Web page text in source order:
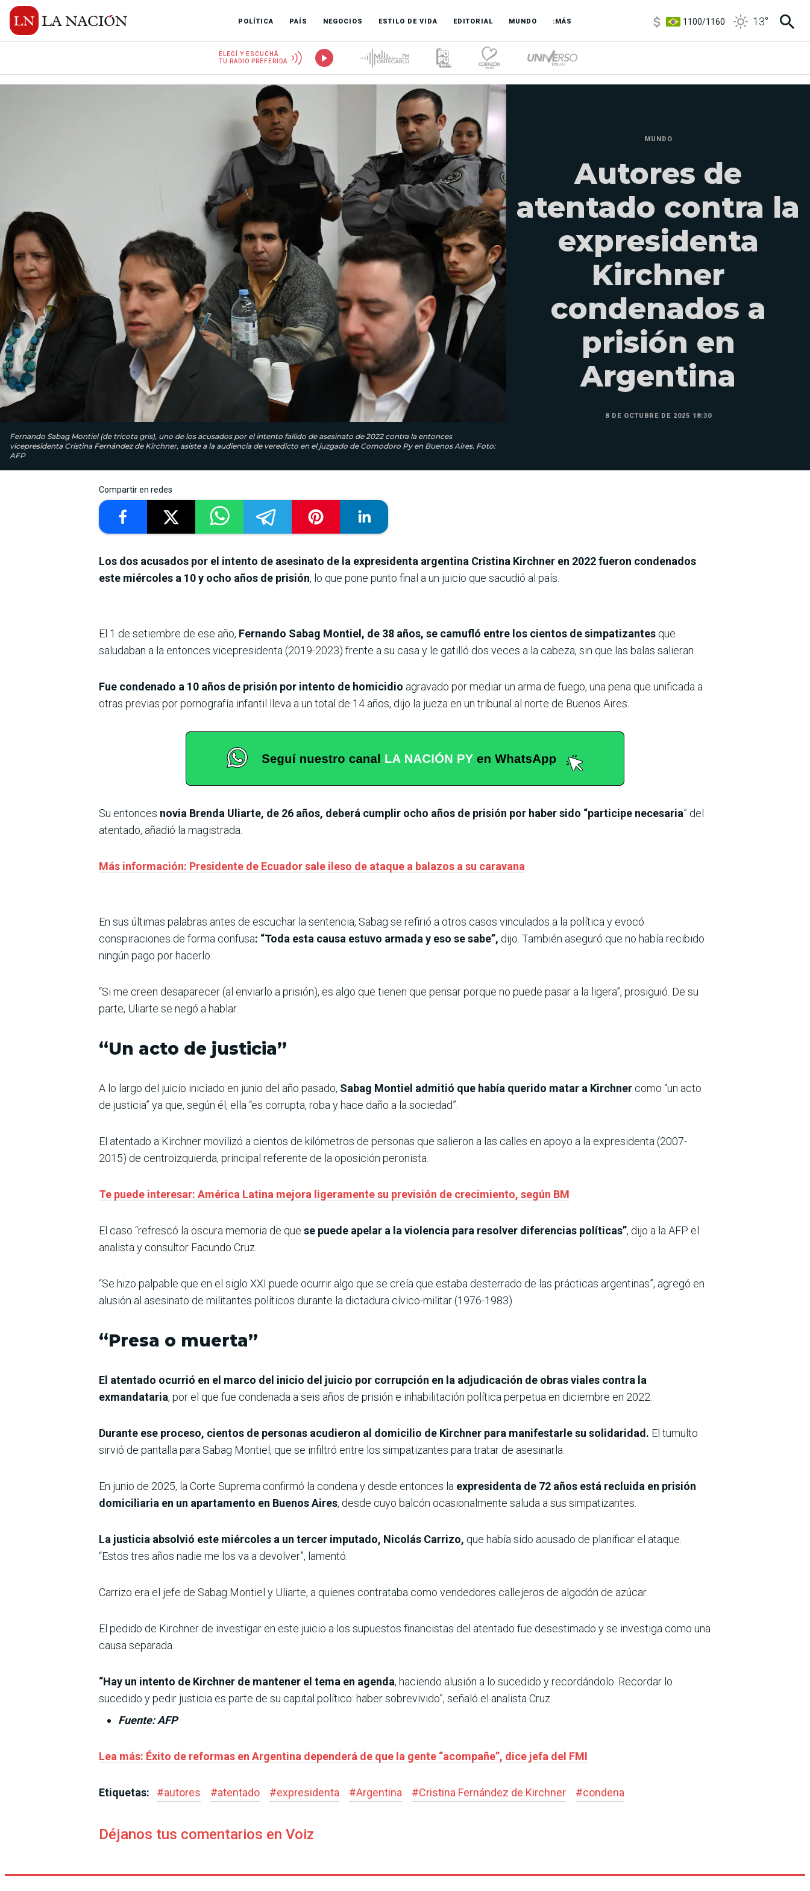
POLÍTICA PAÍS NEGOCIOS ESTILO DE VIDA EDITORIAL MUNDO :MÁS
3,8/4
6850/7200
13°
ELEGÍ Y ESCUCHÁ
TU RADIO PREFERIDA
Fernando Sabag Montiel (de tricota gris), uno de los acusados ​​por el intento fallido de asesinato de 2022 contra la entonces
vicepresidenta Cristina Fernández de Kirchner, asiste a la audiencia de veredicto en el juzgado de Comodoro Py en Buenos Aires. Foto:
AFP
MUNDO
Autores de
atentado contra la
expresidenta
Kirchner
condenados a
prisión en
Argentina
8 DE OCTUBRE DE 2025 18:30
Compartir en redes
Los dos acusados ​​por el intento de asesinato de la expresidenta argentina Cristina Kirchner en 2022 fueron condenados
este miércoles a 10 y ocho años de prisión, lo que pone punto final a un juicio que sacudió al país.
El 1 de setiembre de ese año, Fernando Sabag Montiel, de 38 años, se camufló entre los cientos de simpatizantes que
saludaban a la entonces vicepresidenta (2019-2023) frente a su casa y le gatilló dos veces a la cabeza, sin que las balas salieran.
Fue condenado a 10 años de prisión por intento de homicidio agravado por mediar un arma de fuego, una pena que unificada a
otras previas por pornografía infantil lleva a un total de 14 años, dijo la jueza en un tribunal al norte de Buenos Aires.
Su entonces novia Brenda Uliarte, de 26 años, deberá cumplir ocho años de prisión por haber sido “participe necesaria” del
atentado, añadió la magistrada.
Más información: Presidente de Ecuador sale ileso de ataque a balazos a su caravana
En sus últimas palabras antes de escuchar la sentencia, Sabag se refirió a otros casos vinculados a la política y evocó
conspiraciones de forma confusa: “Toda esta causa estuvo armada y eso se sabe”, dijo. También aseguró que no había recibido
ningún pago por hacerlo.
“Si me creen desaparecer (al enviarlo a prisión), es algo que tienen que pensar porque no puede pasar a la ligera”, prosiguió. De su
parte, Uliarte se negó a hablar.
“Un acto de justicia”
A lo largo del juicio iniciado en junio del año pasado, Sabag Montiel admitió que había querido matar a Kirchner como “un acto
de justicia” ya que, según él, ella “es corrupta, roba y hace daño a la sociedad”.
El atentado a Kirchner movilizó a cientos de kilómetros de personas que salieron a las calles en apoyo a la expresidenta (2007-
2015) de centroizquierda, principal referente de la oposición peronista.
Te puede interesar: América Latina mejora ligeramente su previsión de crecimiento, según BM
El caso “refrescó la oscura memoria de que se puede apelar a la violencia para resolver diferencias políticas”, dijo a la AFP el
analista y consultor Facundo Cruz.
“Se hizo palpable que en el siglo XXI puede ocurrir algo que se creía que estaba desterrado de las prácticas argentinas”, agregó en
alusión al asesinato de militantes políticos durante la dictadura cívico-militar (1976-1983).
“Presa o muerta”
El atentado ocurrió en el marco del inicio del juicio por corrupción en la adjudicación de obras viales contra la
exmandataria, por el que fue condenada a seis años de prisión e inhabilitación política perpetua en diciembre en 2022.
Durante ese proceso, cientos de personas acudieron al domicilio de Kirchner para manifestarle su solidaridad. El tumulto
sirvió de pantalla para Sabag Montiel, que se infiltró entre los simpatizantes para tratar de asesinarla.
En junio de 2025, la Corte Suprema confirmó la condena y desde entonces la expresidenta de 72 años está recluida en prisión
domiciliaria en un apartamento en Buenos Aires, desde cuyo balcón ocasionalmente saluda a sus simpatizantes.
La justicia absolvió este miércoles a un tercer imputado, Nicolás Carrizo, que había sido acusado de planificar el ataque.
“Estos tres años nadie me los va a devolver”, lamentó.
Carrizo era el jefe de Sabag Montiel y Uliarte, a quienes contrataba como vendedores callejeros de algodón de azúcar.
El pedido de Kirchner de investigar en este juicio a los supuestos financistas del atentado fue desestimado y se investiga como una
causa separada.
“Hay un intento de Kirchner de mantener el tema en agenda, haciendo alusión a lo sucedido y recordándolo. Recordar lo
sucedido y pedir justicia es parte de su capital político: haber sobrevivido”, señaló el analista Cruz.
Fuente: AFP
Lea más: Éxito de reformas en Argentina dependerá de que la gente “acompañe”, dice jefa del FMI
Etiquetas: #autores #atentado #expresidenta #Argentina #Cristina Fernández de Kirchner #condena
Déjanos tus comentarios en Voiz